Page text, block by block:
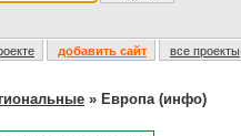
добавить сайт все проекты
» Европа (инфо)